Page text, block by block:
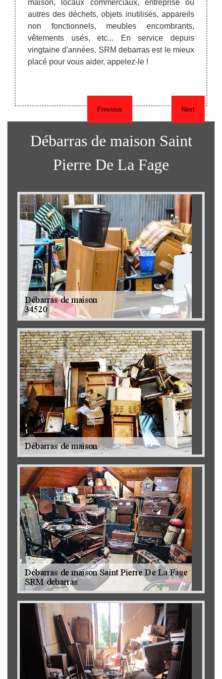
Previous
type
maison, locaux commerciaux, entreprise ou
autres des déchets, objets inutilisés, appareils
non fonctionnels, meubles encombrants,
vêtements usés, etc... En service depuis
vingtaine d'années, SRM debarras est le mieux
placé pour vous aider, appelez-le !
au
Next
Débarras de maison Saint
Pierre De La Fage